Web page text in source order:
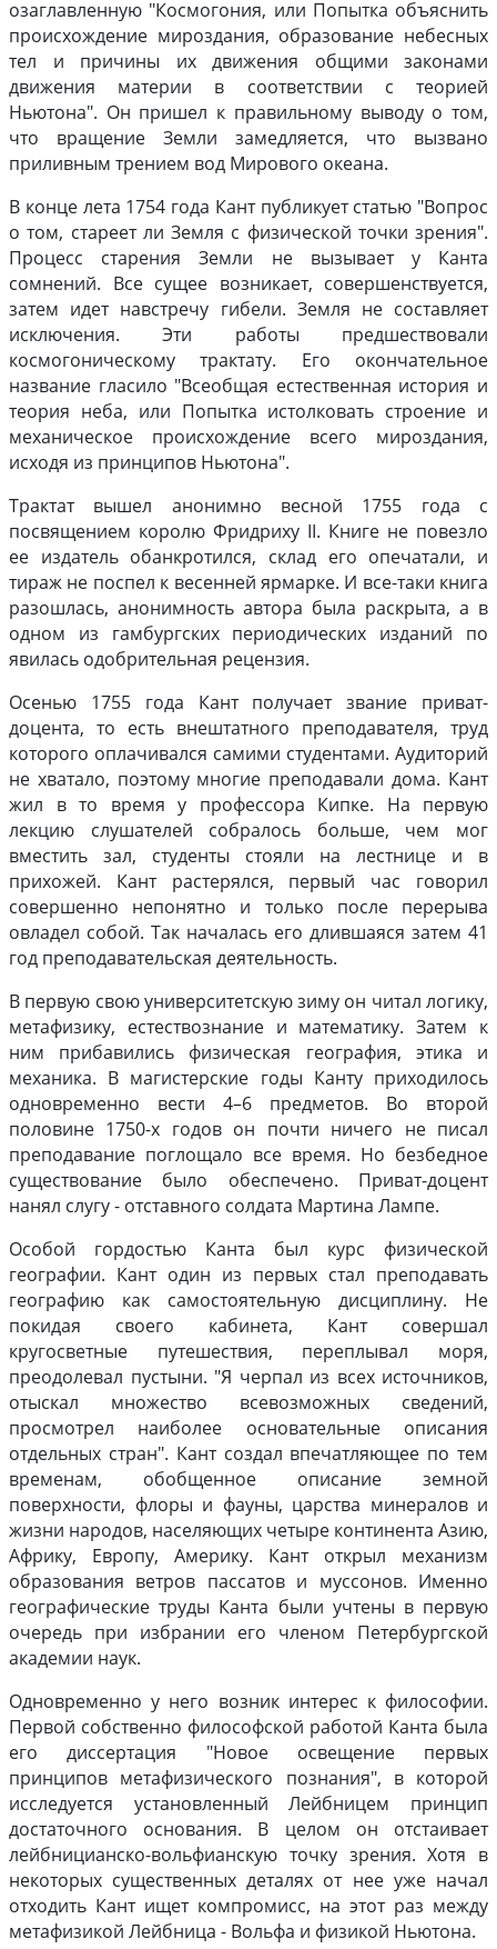
озаглавленную "Космогония, или Попытка объяснить
происхождение мироздания, образование небесных
тел и причины их движения общими законами
движения материи в соответствии с теорией
Ньютона". Он пришел к правильному выводу о том,
что вращение Земли замедляется, что вызвано
приливным трением вод Мирового океана.
В конце лета 1754 года Кант публикует статью "Вопрос
о том, стареет ли Земля с физической точки зрения".
Процесс старения Земли не вызывает у Канта
сомнений. Все сущее возникает, совершенствуется,
затем идет навстречу гибели. Земля не составляет
исключения. Эти работы предшествовали
космогоническому трактату. Его окончательное
название гласило "Всеобщая естественная история и
теория неба, или Попытка истолковать строение и
механическое происхождение всего мироздания,
исходя из принципов Ньютона".
Трактат вышел анонимно весной 1755 года с
посвящением королю Фридриху II. Книге не повезло
ее издатель обанкротился, склад его опечатали, и
тираж не поспел к весенней ярмарке. И все-таки книга
разошлась, анонимность автора была раскрыта, а в
одном из гамбургских периодических изданий по
явилась одобрительная рецензия.
Осенью 1755 года Кант получает звание приват-
доцента, то есть внештатного преподавателя, труд
которого оплачивался самими студентами. Аудиторий
не хватало, поэтому многие преподавали дома. Кант
жил в то время у профессора Кипке. На первую
лекцию слушателей собралось больше, чем мог
вместить зал, студенты стояли на лестнице и в
прихожей. Кант растерялся, первый час говорил
совершенно непонятно и только после перерыва
овладел собой. Так началась его длившаяся затем 41
год преподавательская деятельность.
В первую свою университетскую зиму он читал логику,
метафизику, естествознание и математику. Затем к
ним прибавились физическая география, этика и
механика. В магистерские годы Канту приходилось
одновременно вести 4–6 предметов. Во второй
половине 1750-х годов он почти ничего не писал
преподавание поглощало все время. Но безбедное
существование было обеспечено. Приват-доцент
нанял слугу - отставного солдата Мартина Лампе.
Особой гордостью Канта был курс физической
географии. Кант один из первых стал преподавать
географию как самостоятельную дисциплину. Не
покидая своего кабинета, Кант совершал
кругосветные путешествия, переплывал моря,
преодолевал пустыни. "Я черпал из всех источников,
отыскал множество всевозможных сведений,
просмотрел наиболее основательные описания
отдельных стран". Кант создал впечатляющее по тем
временам, обобщенное описание земной
поверхности, флоры и фауны, царства минералов и
жизни народов, населяющих четыре континента Азию,
Африку, Европу, Америку. Кант открыл механизм
образования ветров пассатов и муссонов. Именно
географические труды Канта были учтены в первую
очередь при избрании его членом Петербургской
академии наук.
Одновременно у него возник интерес к философии.
Первой собственно философской работой Канта была
его диссертация "Новое освещение первых
принципов метафизического познания", в которой
исследуется установленный Лейбницем принцип
достаточного основания. В целом он отстаивает
лейбницианско-вольфианскую точку зрения. Хотя в
некоторых существенных деталях от нее уже начал
отходить Кант ищет компромисс, на этот раз между
метафизикой Лейбница - Вольфа и физикой Ньютона.